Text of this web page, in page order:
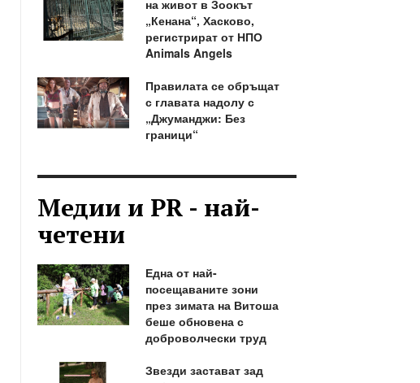
на живот в Зоокът
„Кенана“, Хасково,
регистрират от НПО
Animals Angels
Правилата се обръщат
с главата надолу с
„Джуманджи: Без
граници“
Медии и PR - най-
четени
Една от най-
посещаваните зони
през зимата на Витоша
беше обновена с
доброволчески труд
Звезди застават зад